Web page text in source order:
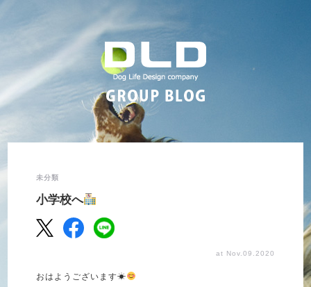
未分類
小学校へ
at Nov.09.2020
おはようございます☀